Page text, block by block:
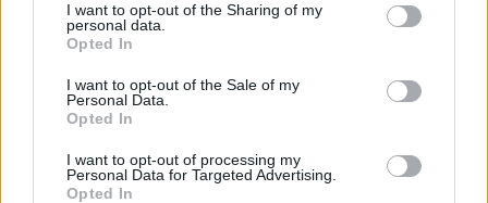
I want to opt-out of the Sharing of my
personal data.
Opted In
I want to opt-out of the Sale of my
Personal Data.
Opted In
I want to opt-out of processing my
Personal Data for Targeted Advertising.
Opted In